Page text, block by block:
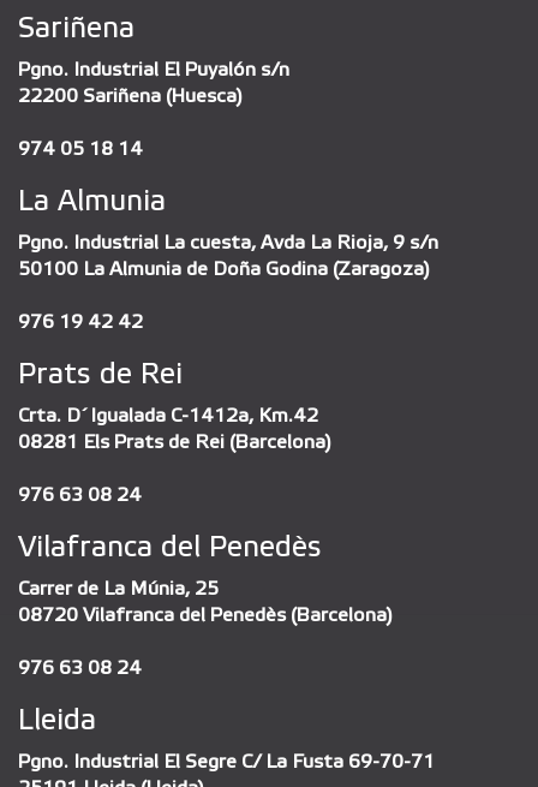
Sariñena
Pgno. Industrial El Puyalón s/n
22200 Sariñena (Huesca)
974 05 18 14
La Almunia
Pgno. Industrial La cuesta, Avda La Rioja, 9 s/n
50100 La Almunia de Doña Godina (Zaragoza)
976 19 42 42
Prats de Rei
Crta. D´Igualada C-1412a, Km.42
08281 Els Prats de Rei (Barcelona)
976 63 08 24
Vilafranca del Penedès
Carrer de La Múnia, 25
08720 Vilafranca del Penedès (Barcelona)
976 63 08 24
Lleida
Pgno. Industrial El Segre C/ La Fusta 69-70-71